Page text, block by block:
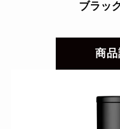
ブラッ
商